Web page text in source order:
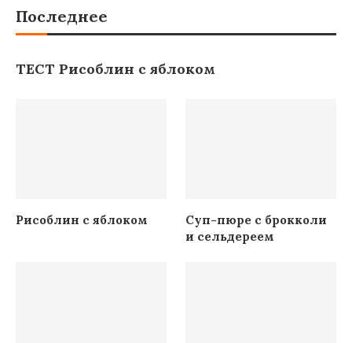
Последнее
ТЕСТ Рисоблин с яблоком
Рисоблин с яблоком
Суп-пюре с брокколи
и сельдереем